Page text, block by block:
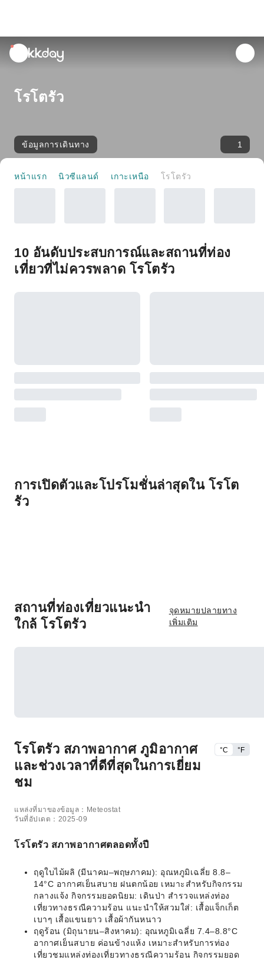
unread
notifications
โรโตรัว
ข้อมูลการเดินทาง 1
หน้าแรก นิวซีแลนด์ เกาะเหนือ โรโตรัว
10 อันดับประสบการณ์และสถานที่ท่อง
เที่ยวที่ไม่ควรพลาด โรโตรัว
การเปิดตัวและโปรโมชั่นล่าสุดใน โรโต
รัว
สถานที่ท่องเที่ยวแนะนำ
ใกล้ โรโตรัว
จุดหมายปลายทาง
เพิ่มเติม
โรโตรัว สภาพอากาศ ภูมิอากาศ
และช่วงเวลาที่ดีที่สุดในการเยี่ยม
ชม
°C °F
แหล่งที่มาของข้อมูล：Meteostat
วันที่อัปเดต：2025-09
โรโตรัว สภาพอากาศตลอดทั้งปี
ฤดูใบไม้ผลิ (มีนาคม–พฤษภาคม): อุณหภูมิเฉลี่ย 8.8–
14°C อากาศเย็นสบาย ฝนตกน้อย เหมาะสำหรับกิจกรรม
กลางแจ้ง กิจกรรมยอดนิยม: เดินป่า สำรวจแหล่งท่อง
เที่ยวทางธรณีความร้อน แนะนำให้สวมใส่: เสื้อแจ็กเก็ต
เบาๆ เสื้อแขนยาว เสื้อผ้ากันหนาว
ฤดูร้อน (มิถุนายน–สิงหาคม): อุณหภูมิเฉลี่ย 7.4–8.8°C
อากาศเย็นสบาย ค่อนข้างแห้ง เหมาะสำหรับการท่อง
เที่ยวชมแหล่งท่องเที่ยวทางธรณีความร้อน กิจกรรมยอด